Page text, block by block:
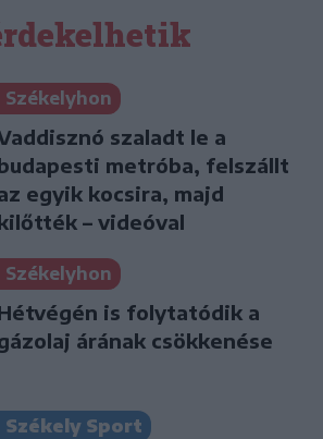
Székelyhon
szaladt le a
metróba, felszállt
egyik kocsira, majd
– videóval
Székelyhon
is folytatódik a
árának csökkenése
Székely Sport